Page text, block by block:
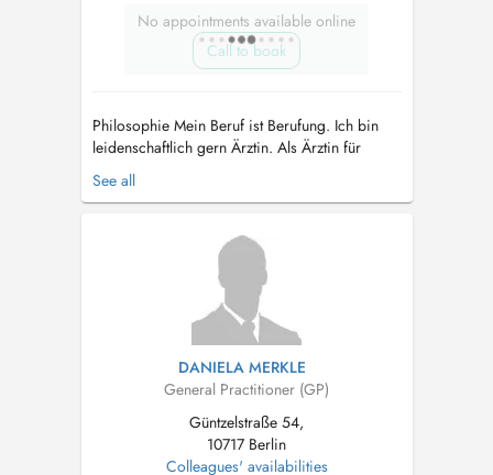
No appointments available online
Call to book
Philosophie Mein Beruf ist Berufung. Ich bin
leidenschaftlich gern Ärztin. Als Ärztin für
Allgemeinmedizin mit der Zusatzbezeichnung
Naturheilverfahren ist mir die Verbindung
sehr wichtig. Das bedeutet bei mir ein
ganzheitliches Behandlungskonzept. Im...
See all
DANIELA MERKLE
General Practitioner (GP)
Güntzelstraße 54,
10717 Berlin
Colleagues' availabilities